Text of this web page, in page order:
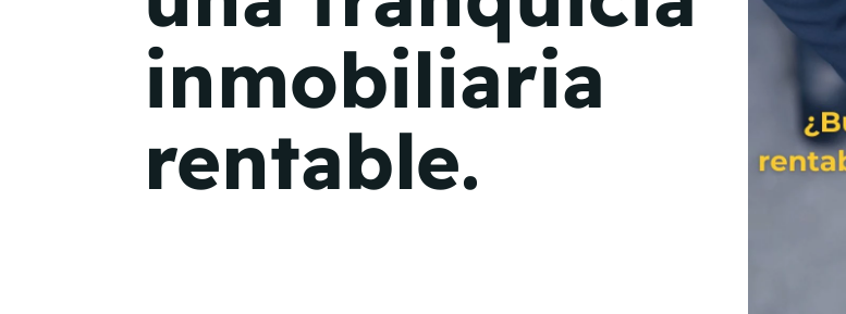
de junio
08
Castilla-La Mancha
inmobiliaria
rentable.